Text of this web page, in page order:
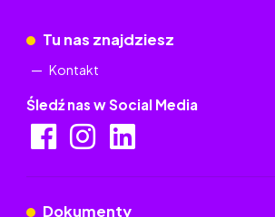
Tu nas znajdziesz
Kontakt
Śledź nas w Social Media
Dokumenty